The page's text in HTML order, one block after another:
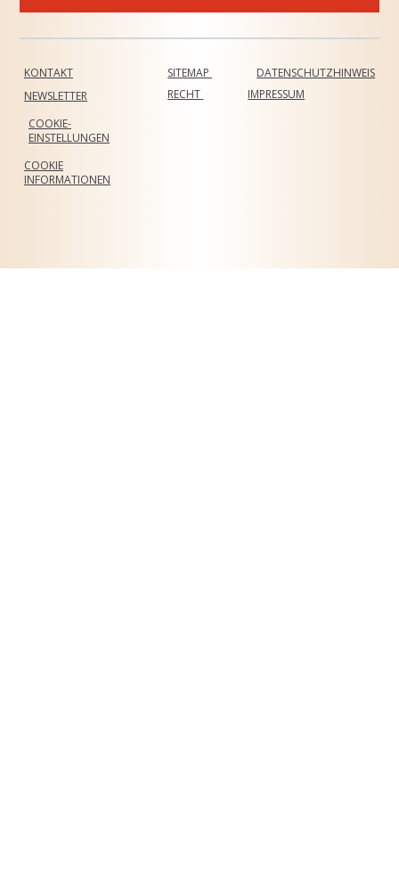
KONTAKT
SITEMAP
NEWSLETTER
DATENSCHUTZHINWEIS
COOKIE-
EINSTELLUNGEN
RECHT
COOKIE
INFORMATIONEN
IMPRESSUM